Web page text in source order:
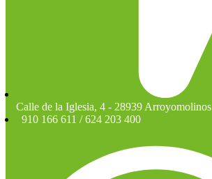
Calle de la Iglesia, 4 - 28939 Arroyomolinos
910 166 611 / 624 203 400